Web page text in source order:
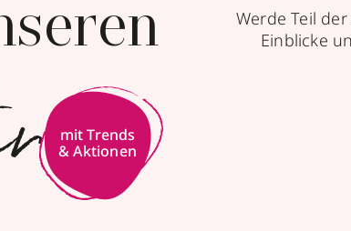
Werde Teil
Einblicke